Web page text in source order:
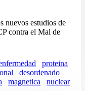
nuevos estudios de
contra el Mal de
proteina
desordenado
magnetica
nuclear